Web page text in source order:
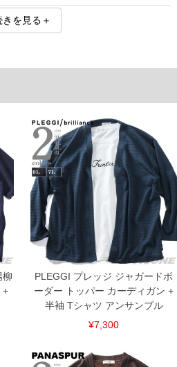
以内にご連絡ください。
、返品交換不可とさせて頂いております。予め
上げ無料対象商品は1本につき税込6,000円以
は有料（500円+税）となります。）
く場合がございます。
なりますので、予めご了承下さい。
ざいます。(例：裾にファスナーや調節ひもが付
る等)
ございます。また、お客様がご使用の環境（コ
味が若干異なる場合がございます。予めご了承
共用しておりますので店頭での売り違い、店
にご迷惑をお掛けしてしまう場合がございま
さい。
きを見る＋
柳
+
PLEGGI プレッジ ジャガードボ
ーダー トッパー カーディガン +
半袖 Tシャツ アンサンブル
¥7,300